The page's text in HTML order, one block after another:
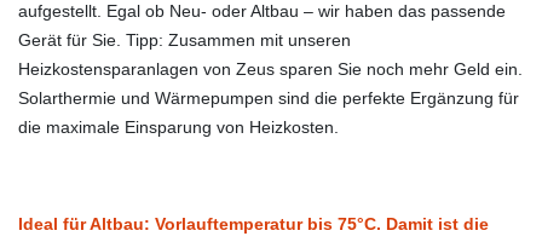
aufgestellt. Egal ob Neu- oder Altbau – wir haben das passende
Gerät für Sie. Tipp: Zusammen mit unseren
Heizkostensparanlagen von Zeus sparen Sie noch mehr Geld ein.
Solarthermie und Wärmepumpen sind die perfekte Ergänzung für
die maximale Einsparung von Heizkosten.
Ideal für Altbau: Vorlauftemperatur bis 75°C. Damit ist die